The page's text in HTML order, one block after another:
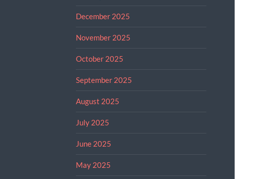
December 2025
November 2025
October 2025
September 2025
August 2025
July 2025
June 2025
May 2025